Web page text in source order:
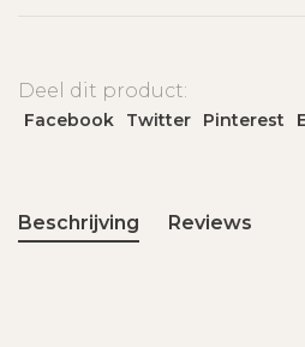
Deel dit product:
Facebook Twitter Pinterest
Beschrijving Reviews